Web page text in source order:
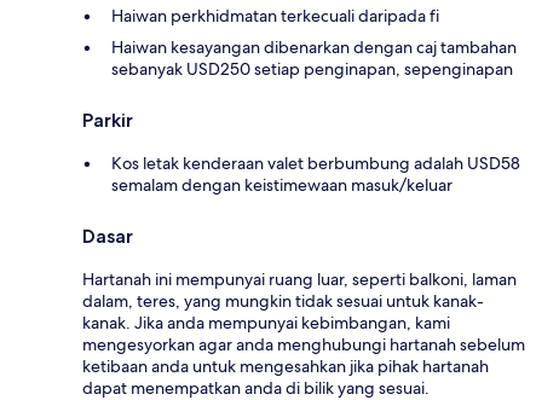
Haiwan perkhidmatan terkecuali daripada fi
Haiwan kesayangan dibenarkan dengan caj tambahan
sebanyak USD250 setiap penginapan, sepenginapan
Parkir
Kos letak kenderaan valet berbumbung adalah USD58
semalam dengan keistimewaan masuk/keluar
Dasar
Hartanah ini mempunyai ruang luar, seperti balkoni, laman
dalam, teres, yang mungkin tidak sesuai untuk kanak-
kanak. Jika anda mempunyai kebimbangan, kami
mengesyorkan agar anda menghubungi hartanah sebelum
ketibaan anda untuk mengesahkan jika pihak hartanah
dapat menempatkan anda di bilik yang sesuai.